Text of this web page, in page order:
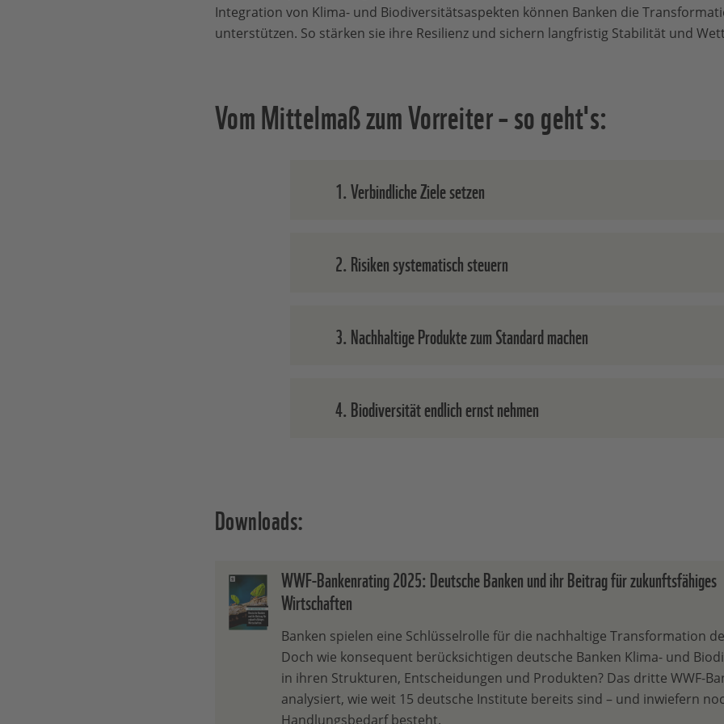
Integration von Klima- und Biodiversitätsaspekten können Banken die
unterstützen. So stärken sie ihre Resilienz und sichern langfristig Stabilität und
Vom Mittelmaß zum Vorreiter – so geht's:
1. Verbindliche Ziele setzen
der Geschäftsstrategie, im Kredit- und Investmentgeschäft sowie
2. Risiken systematisch steuern
Investitionsentscheidungen einfließen. Dafür braucht es
3. Nachhaltige Produkte zum Standard machen
müssen ihre Kundinnen und Kunden aktiv beraten und bei der
4. Biodiversität endlich ernst nehmen
Downloads:
WWF-Bankenrating 2025: Deutsche Banken und ihr Beitrag für zukunftsfähiges
Wirtschaften
Banken spielen eine Schlüsselrolle für die nachhaltige Transformation
Doch wie konsequent berücksichtigen deutsche Banken Klima- und
in ihren Strukturen, Entscheidungen und Produkten? Das dritte WWF-
analysiert, wie weit 15 deutsche Institute bereits sind – und inwiefern
Handlungsbedarf besteht.